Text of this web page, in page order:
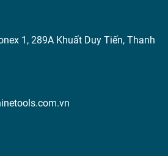
1, 289A Khuất Duy Tiến, Thanh